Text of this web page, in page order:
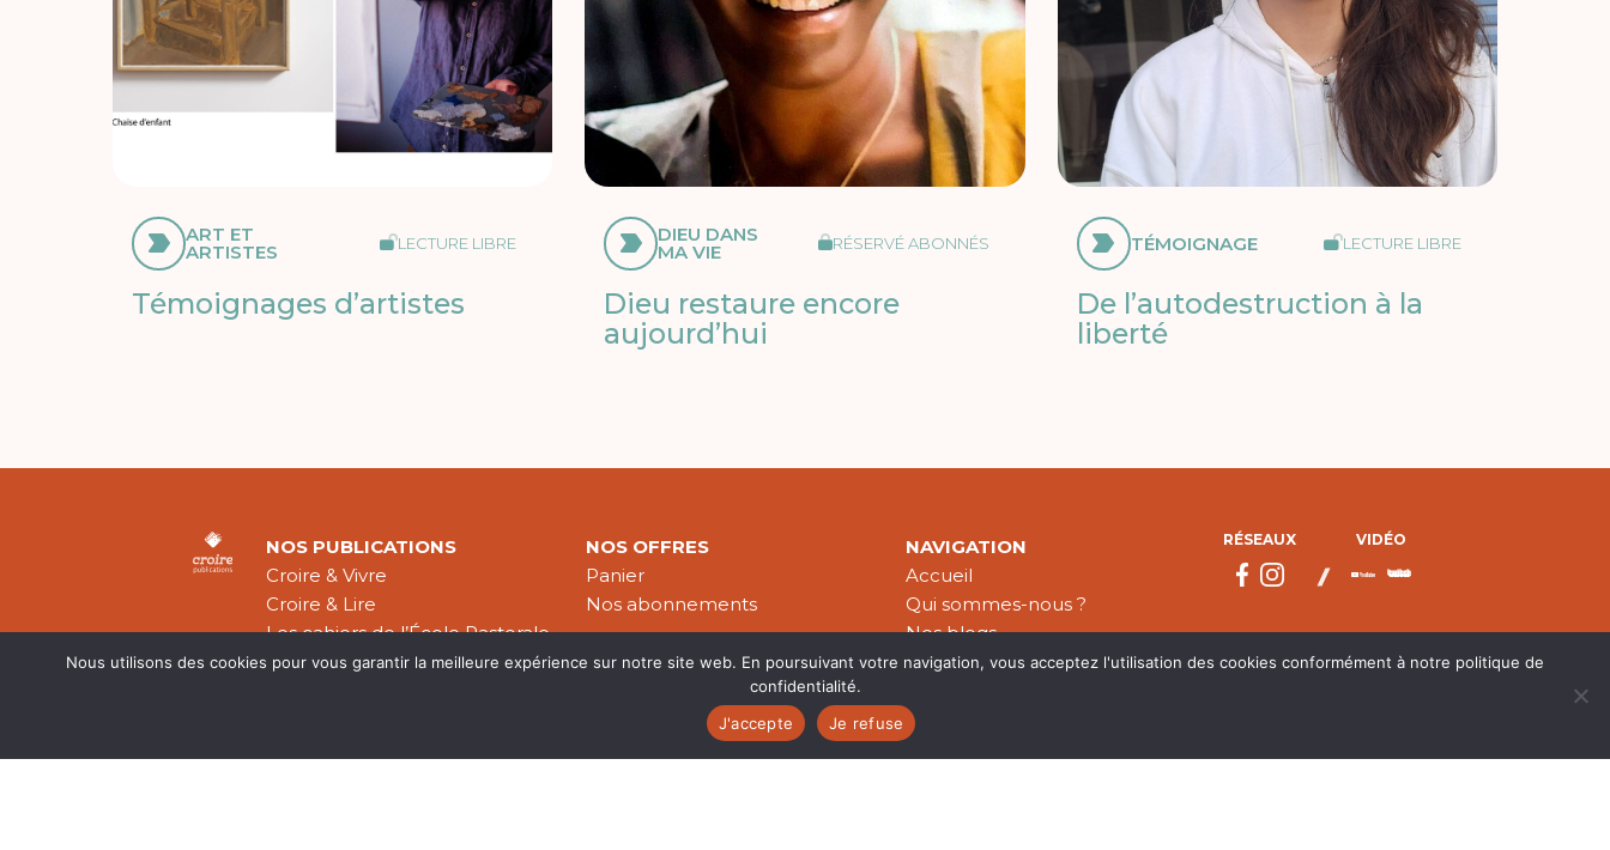
ART ET
ARTISTES LECTURE LIBRE
Témoignages d’artistes
DIEU DANS
MA VIE RÉSERVÉ ABONNÉS
Dieu restaure encore
aujourd’hui
TÉMOIGNAGE LECTURE LIBRE
De l’autodestruction à la
liberté
NOS PUBLICATIONS
Croire & Vivre
Croire & Lire
Les cahiers de l’École Pastorale
Théologie Évangélique
NOS OFFRES
Panier
Nos abonnements
NAVIGATION
Accueil
Qui sommes-nous ?
Nos blogs
Nos publications
RÉSEAUX VIDÉO
Nous utilisons des cookies pour vous garantir la meilleure expérience sur notre site web. En poursuivant votre navigation, vous acceptez l'utilisation des cookies conformément à notre politique de
confidentialité.
J'accepte
Je refuse